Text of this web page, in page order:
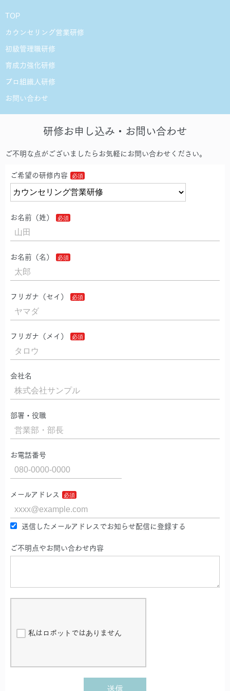
TOP
カウンセリング営業研修
初級管理職研修
育成力強化研修
プロ組織人研修
お問い合わせ
研修お申し込み・お問い合わせ
ご不明な点がございましたらお気軽にお問い合わせください。
ご希望の研修内容
お名前（姓）
お名前（名）
フリガナ（セイ）
フリガナ（メイ）
会社名
部署・役職
お電話番号
メールアドレス
送信したメールアドレスでお知らせ配信に登録する
ご不明点やお問い合わせ内容
私はロボットではありません
送信